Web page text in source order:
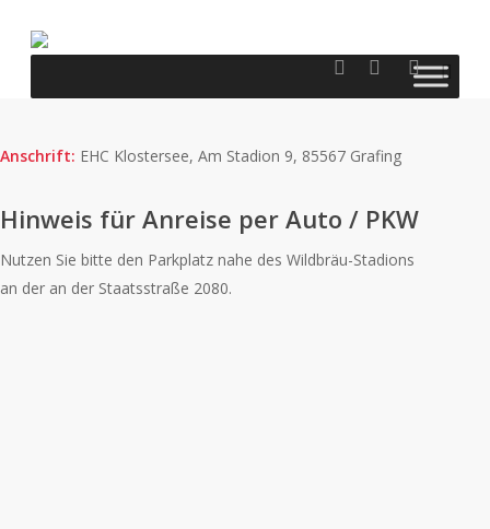
content
facebookyoutubeinstagram
Anschrift: EHC Klostersee, Am Stadion 9, 85567 Grafing
Hinweis für Anreise per Auto / PKW
Nutzen Sie bitte den Parkplatz nahe des Wildbräu-Stadions
an der an der Staatsstraße 2080.